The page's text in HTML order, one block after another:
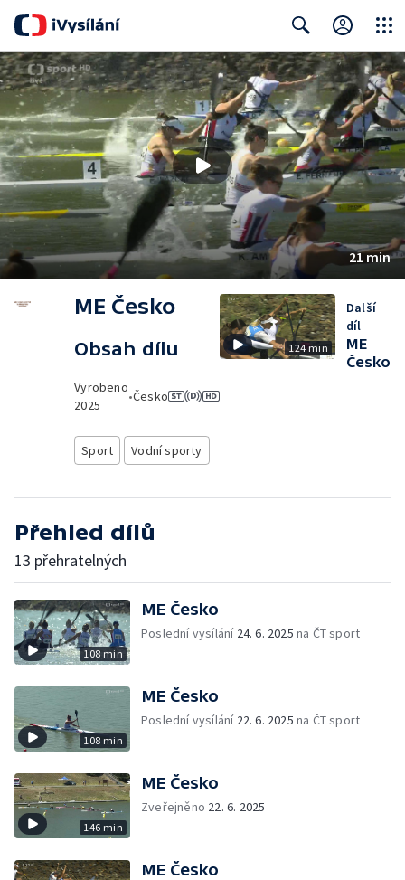
Search Close
21 min
ME Česko
Obsah dílu
Vyrobeno
2025
•Česko
Sport Vodní sporty
124 min
Další
díl
ME
Česko
Přehled dílů
13 přehratelných
108 min
ME Česko
Poslední vysílání 24. 6. 2025 na ČT sport
108 min
ME Česko
Poslední vysílání 22. 6. 2025 na ČT sport
146 min
ME Česko
Zveřejněno 22. 6. 2025
ME Česko